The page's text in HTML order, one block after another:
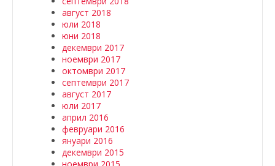
август 2018
юли 2018
юни 2018
декември 2017
ноември 2017
октомври 2017
септември 2017
август 2017
юли 2017
април 2016
февруари 2016
януари 2016
декември 2015